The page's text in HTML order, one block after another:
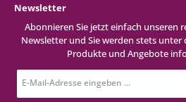
Newsletter
Abonnieren Sie jetzt einfach unseren
Newsletter und Sie werden stets unter
Produkte und Angebote
Mail-